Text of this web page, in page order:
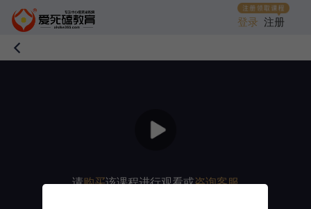
登录 注册
请购买该课程进行观看或咨询客服